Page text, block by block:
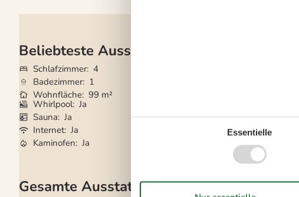
Beliebteste Ausstattungen
Schlafzimmer 4
Badezimmer 1
Wohnfläche 99 m²
Whirlpool Ja
Sauna Ja
Internet Ja
Kaminofen Ja
Klimaanlage Ja
Waschmaschine Ja
Geschirrspüler Ja
Gesamte Ausstattung
Essentielle